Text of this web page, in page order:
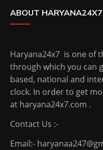
ABOUT HARYANA24X7
Haryana24x7 is one of
through which you can
based, national and
clock. In order to get
at haryana24x7.com .
Contact Us :-
Email:-